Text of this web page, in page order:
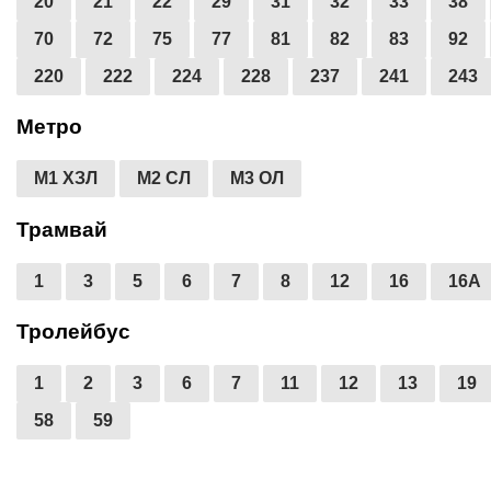
70
72 75 77 81 82 83
92
220
222 224 228 237 241 243
Метро
М1 ХЗЛ М2 СЛ М3 ОЛ
Трамвай
1 3 5 6 7 8 12 16 16А
Тролейбус
1 2 3 6 7 11 12 13
19
58
59